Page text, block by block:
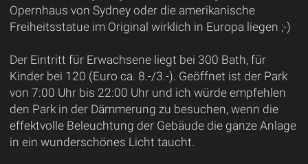
Opernhaus von Sydney oder die amerikanische
Freiheitsstatue im Original wirklich in Europa liegen ;-)
Der Eintritt für Erwachsene liegt bei 300 Bath, für
Kinder bei 120 (Euro ca. 8.-/3.-). Geöffnet ist der Park
von 7:00 Uhr bis 22:00 Uhr und ich würde empfehlen
den Park in der Dämmerung zu besuchen, wenn die
effektvolle Beleuchtung der Gebäude die ganze Anlage
in ein wunderschönes Licht taucht.